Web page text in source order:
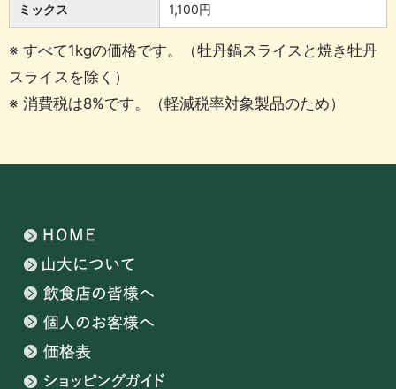
ミックス 1,100円
※ すべて1kgの価格です。（牡丹鍋スライスと焼き牡丹
スライスを除く）
※ 消費税は8%です。（軽減税率対象製品のため）